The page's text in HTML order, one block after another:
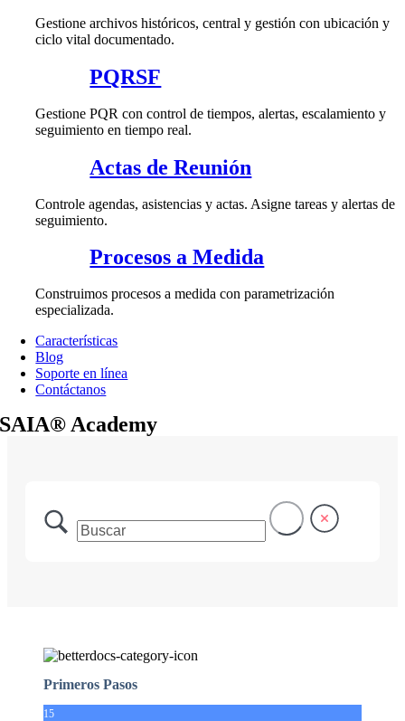
Gestione archivos históricos, central y gestión con ubicación y
ciclo vital documentado.
PQRSF
Gestione PQR con control de tiempos, alertas, escalamiento y
seguimiento en tiempo real.
Actas de Reunión
Controle agendas, asistencias y actas. Asigne tareas y alertas de
seguimiento.
Procesos a Medida
Construimos procesos a medida con parametrización
especializada.
Características
Blog
Soporte en línea
Contáctanos
SAIA® Academy
Primeros Pasos
15